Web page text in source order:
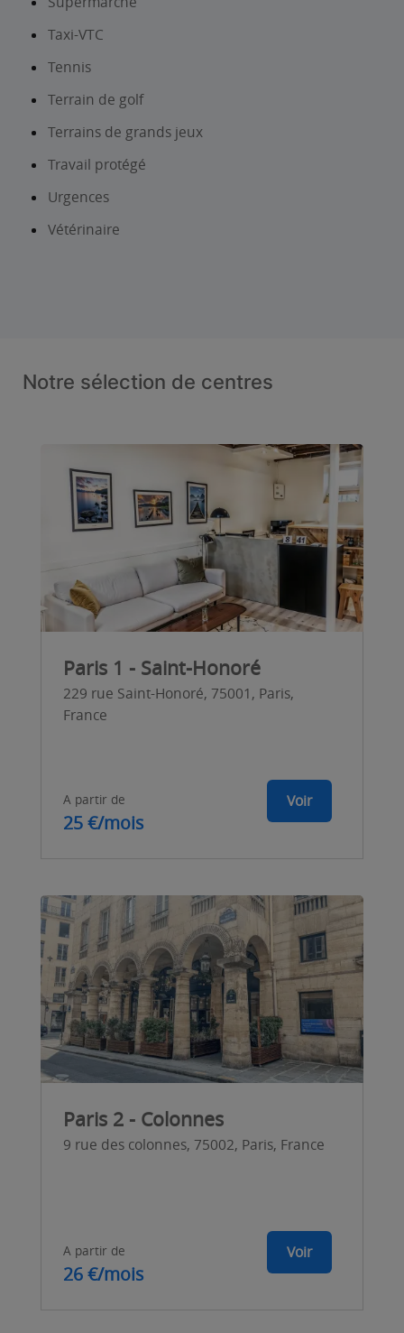
Taxi-VTC
Tennis
Terrain de golf
Terrains de grands jeux
Travail protégé
Urgences
Vétérinaire
Notre sélection de centres
Paris 1 - Saint-Honoré
229 rue Saint-Honoré, 75001, Paris,
France
A partir de
25 €/mois
Voir
Paris 2 - Colonnes
9 rue des colonnes, 75002, Paris, France
A partir de
26 €/mois
Voir